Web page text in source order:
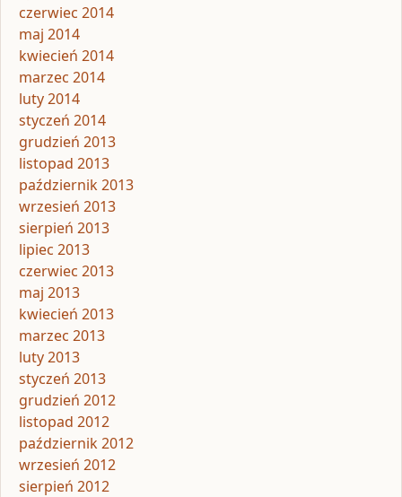
czerwiec 2014
maj 2014
kwiecień 2014
marzec 2014
luty 2014
styczeń 2014
grudzień 2013
listopad 2013
październik 2013
wrzesień 2013
sierpień 2013
lipiec 2013
czerwiec 2013
maj 2013
kwiecień 2013
marzec 2013
luty 2013
styczeń 2013
grudzień 2012
listopad 2012
październik 2012
wrzesień 2012
sierpień 2012